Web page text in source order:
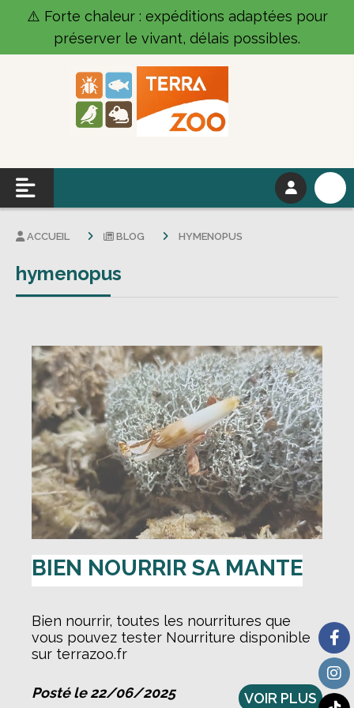
⚠️ Forte chaleur : expéditions adaptées pour
préserver le vivant, délais possibles.
ACCUEIL BLOG HYMENOPUS
hymenopus
BIEN NOURRIR SA MANTE
Bien nourrir, toutes les nourritures que
vous pouvez tester Nourriture disponible
sur terrazoo.fr
Posté le 22/06/2025 VOIR PLUS